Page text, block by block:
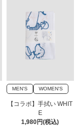
MEN'S WOMEN'S
【コラボ】手拭い WHIT
E
1,980円(税込)